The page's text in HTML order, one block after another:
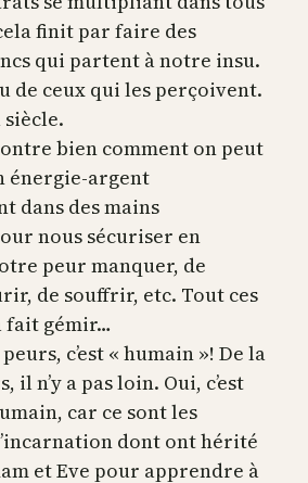
finit par faire des
qui partent à notre insu.
de ceux qui les perçoivent.
siècle.
bien comment on peut
énergie-argent
dans des mains
nous sécuriser en
peur manquer, de
de souffrir, etc. Tout ces
fait gémir…
c’est « humain »! De la
il n’y a pas loin. Oui, c’est
car ce sont les
dont ont hérité
et Eve pour apprendre à